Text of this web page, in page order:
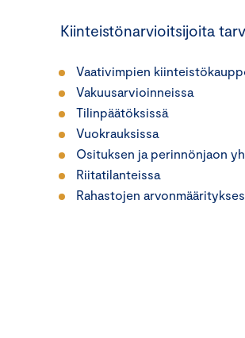
Kiinteistönarvioitsijoita
Vaativimpien
Vakuusarvioinneissa
Tilinpäätöksissä
Vuokrauksissa
Osituksen ja perinnönjaon
Riitatilanteissa
Rahastojen